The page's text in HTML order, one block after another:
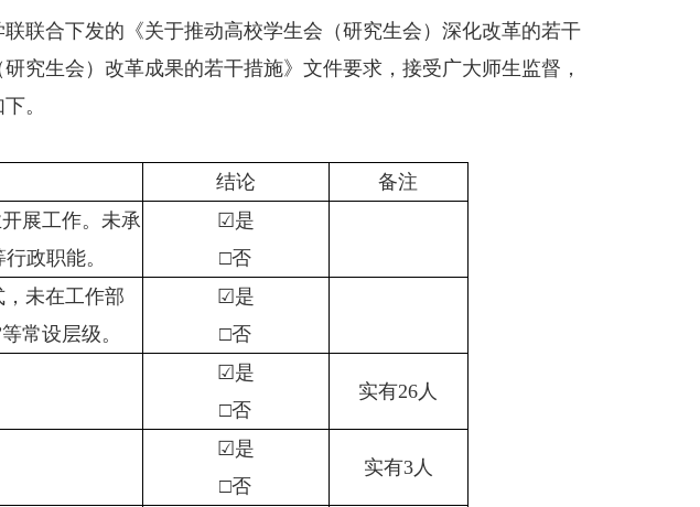
合下发的《关于推动高校学生会（研究生会）深化改革的若干
究生会）改革成果的若干措施》文件要求，接受广大师生监督，
。
结论
备注
展工作。未承
政职能。
☑是
□否
未在工作部
常设层级。
☑是
□否
☑是
□否
实有26人
☑是
□否
实有3人